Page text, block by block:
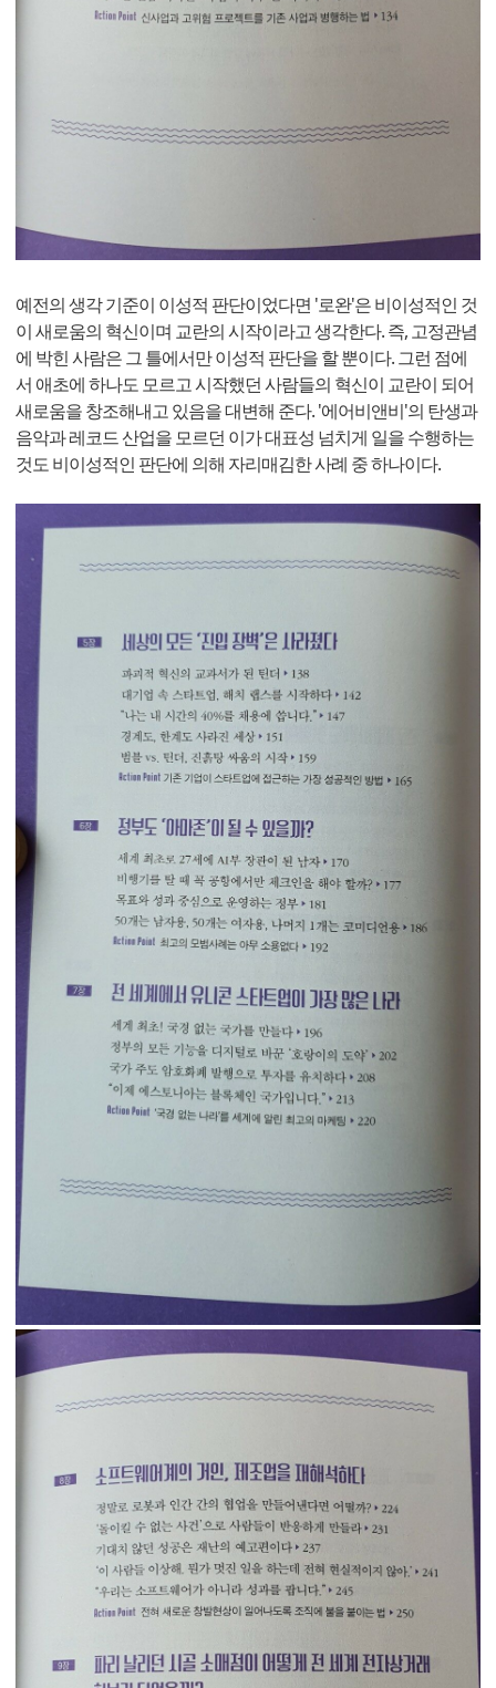
예전의 생각 기준이 이성적 판단이었다면 '로완'은 비이성적인 것
이 새로움의 혁신이며 교란의 시작이라고 생각한다. 즉, 고정관념
에 박힌 사람은 그 틀에서만 이성적 판단을 할 뿐이다. 그런 점에
서 애초에 하나도 모르고 시작했던 사람들의 혁신이 교란이 되어
새로움을 창조해내고 있음을 대변해 준다. '에어비앤비'의 탄생과
음악과 레코드 산업을 모르던 이가 대표성 넘치게 일을 수행하는
것도 비이성적인 판단에 의해 자리매김한 사례 중 하나이다.